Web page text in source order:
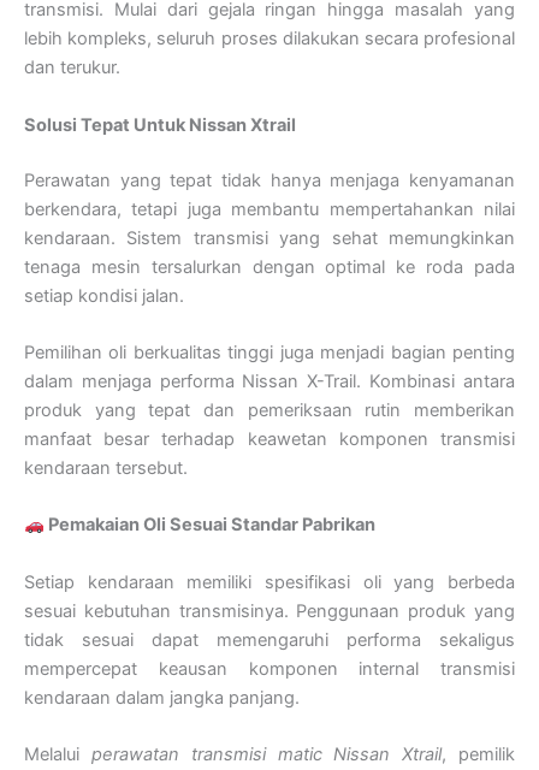
transmisi. Mulai dari gejala ringan hingga masalah yang
lebih kompleks, seluruh proses dilakukan secara profesional
dan terukur.
Solusi Tepat Untuk Nissan Xtrail
Perawatan yang tepat tidak hanya menjaga kenyamanan
berkendara, tetapi juga membantu mempertahankan nilai
kendaraan. Sistem transmisi yang sehat memungkinkan
tenaga mesin tersalurkan dengan optimal ke roda pada
setiap kondisi jalan.
Pemilihan oli berkualitas tinggi juga menjadi bagian penting
dalam menjaga performa Nissan X-Trail. Kombinasi antara
produk yang tepat dan pemeriksaan rutin memberikan
manfaat besar terhadap keawetan komponen transmisi
kendaraan tersebut.
Pemakaian Oli Sesuai Standar Pabrikan
Setiap kendaraan memiliki spesifikasi oli yang berbeda
sesuai kebutuhan transmisinya. Penggunaan produk yang
tidak sesuai dapat memengaruhi performa sekaligus
mempercepat keausan komponen internal transmisi
kendaraan dalam jangka panjang.
Melalui perawatan transmisi matic Nissan Xtrail, pemilik